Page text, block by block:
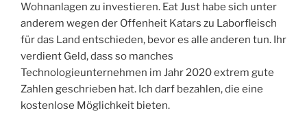
Wohnanlagen zu investieren. Eat Just habe sich unter
anderem wegen der Offenheit Katars zu Laborfleisch
für das Land entschieden, bevor es alle anderen tun. Ihr
verdient Geld, dass so manches
Technologieunternehmen im Jahr 2020 extrem gute
Zahlen geschrieben hat. Ich darf bezahlen, die eine
kostenlose Möglichkeit bieten.